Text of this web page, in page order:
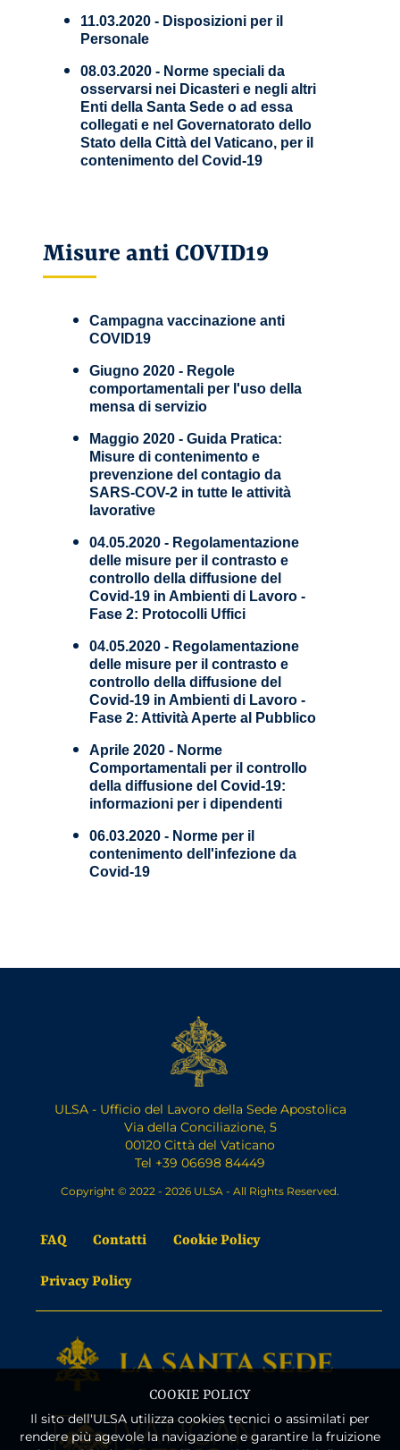
11.03.2020 - Disposizioni per il
Personale
08.03.2020 - Norme speciali da
osservarsi nei Dicasteri e negli altri
Enti della Santa Sede o ad essa
collegati e nel Governatorato dello
Stato della Città del Vaticano, per il
contenimento del Covid-19
Misure anti COVID19
Campagna vaccinazione anti
COVID19
Giugno 2020 - Regole
comportamentali per l'uso della
mensa di servizio
Maggio 2020 - Guida Pratica:
Misure di contenimento e
prevenzione del contagio da
SARS-COV-2 in tutte le attività
lavorative
04.05.2020 - Regolamentazione
delle misure per il contrasto e
controllo della diffusione del
Covid-19 in Ambienti di Lavoro -
Fase 2: Protocolli Uffici
04.05.2020 - Regolamentazione
delle misure per il contrasto e
controllo della diffusione del
Covid-19 in Ambienti di Lavoro -
Fase 2: Attività Aperte al Pubblico
Aprile 2020 - Norme
Comportamentali per il controllo
della diffusione del Covid-19:
informazioni per i dipendenti
06.03.2020 - Norme per il
contenimento dell'infezione da
Covid-19
ULSA - Ufficio del Lavoro della Sede Apostolica
Via della Conciliazione, 5
00120 Città del Vaticano
Tel +39 06698 84449
Copyright © 2022 - 2026 ULSA - All Rights Reserved.
FAQ Contatti Cookie Policy
Privacy Policy
COOKIE POLICY
Il sito dell'ULSA utilizza cookies tecnici o assimilati per
rendere più agevole la navigazione e garantire la fruizione